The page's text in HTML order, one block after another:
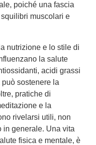
poiché una fascia
muscolari e
nutrizione e lo stile di
la salute
acidi grassi
sostenere la
pratiche di
e la
rivelarsi utili, non
in generale. Una vita
fisica e mentale, è